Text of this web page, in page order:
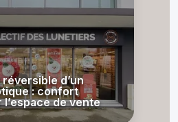
d’un
: confort
de vente